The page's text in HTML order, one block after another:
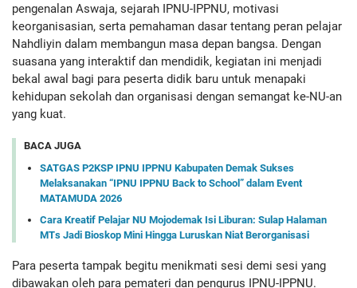
pengenalan Aswaja, sejarah IPNU-IPPNU, motivasi
keorganisasian, serta pemahaman dasar tentang peran pelajar
Nahdliyin dalam membangun masa depan bangsa. Dengan
suasana yang interaktif dan mendidik, kegiatan ini menjadi
bekal awal bagi para peserta didik baru untuk menapaki
kehidupan sekolah dan organisasi dengan semangat ke-NU-an
yang kuat.
BACA JUGA
SATGAS P2KSP IPNU IPPNU Kabupaten Demak Sukses
Melaksanakan “IPNU IPPNU Back to School” dalam Event
MATAMUDA 2026
Cara Kreatif Pelajar NU Mojodemak Isi Liburan: Sulap Halaman
MTs Jadi Bioskop Mini Hingga Luruskan Niat Berorganisasi
Para peserta tampak begitu menikmati sesi demi sesi yang
dibawakan oleh para pemateri dan pengurus IPNU-IPPNU.